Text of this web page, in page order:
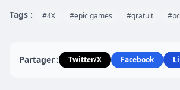
Tags : #4X #epic games #gratuit #pc
Partager : Twitter/X Facebook